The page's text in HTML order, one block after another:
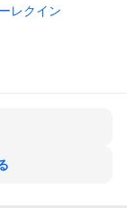
ルサ滞在のある
き気とだるさを
見て呆然とし
な期待は瞬時に
レクイン